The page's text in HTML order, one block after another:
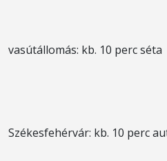
vasútállomás: kb. 10 perc séta
Székesfehérvár: kb. 10 perc